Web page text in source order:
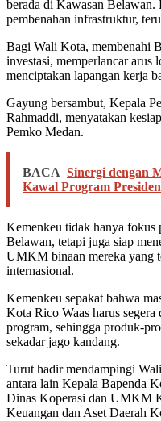
berada di Kawasan Belawan.
pembenahan infrastruktur,
Bagi Wali Kota, membenahi
investasi, memperlancar arus
menciptakan lapangan kerja
Gayung bersambut, Kepala
Rahmaddi, menyatakan
Pemko Medan.
BACA Sinergi dengan
Kawal Program
Kemenkeu tidak hanya fokus
Belawan, tetapi juga siap
UMKM binaan mereka yang
internasional.
Kemenkeu sepakat bahwa
Kota Rico Waas harus
program, sehingga produk-
sekadar jago kandang.
Turut hadir mendampingi
antara lain Kepala Bapenda
Dinas Koperasi dan UMKM
Keuangan dan Aset Daerah